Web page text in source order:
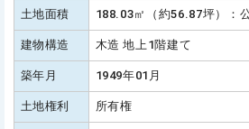
土地面積 188.03㎡（約56.87坪）：
建物構造 木造 地上1階建て
築年月 1949年01月
土地権利 所有権